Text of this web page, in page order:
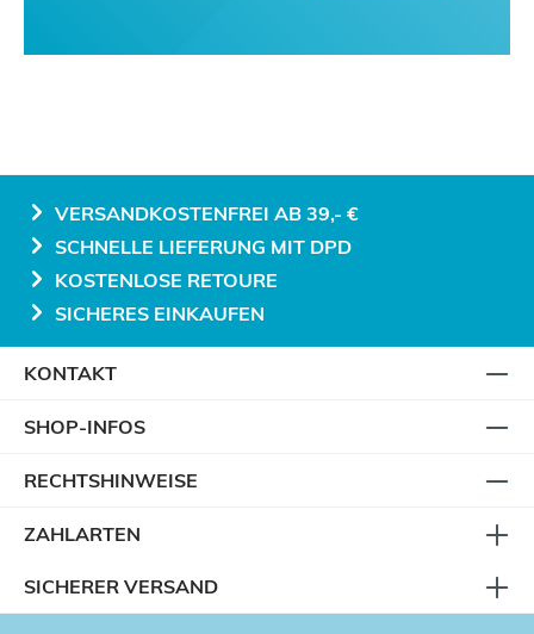
VERSANDKOSTENFREI AB 39,- €
SCHNELLE LIEFERUNG MIT DPD
KOSTENLOSE RETOURE
SICHERES EINKAUFEN
KONTAKT
SHOP-INFOS
RECHTSHINWEISE
ZAHLARTEN
SICHERER VERSAND